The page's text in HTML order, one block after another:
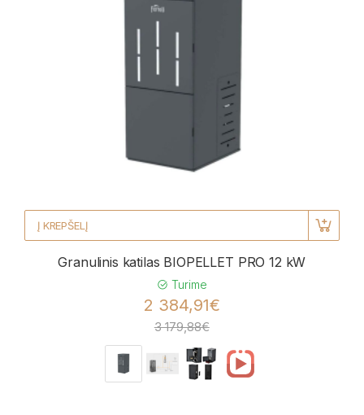
Į KREPŠELĮ
Granulinis katilas BIOPELLET PRO 12 kW
Turime
2 384,91€
3 179,88€